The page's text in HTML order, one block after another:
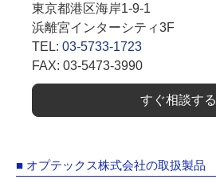
東京都港区海岸1-9-1
浜離宮インターシティ3F
TEL: 03-5733-1723
FAX: 03-5473-3990
すぐ相談する
■ オプテックス株式会社の取扱製品